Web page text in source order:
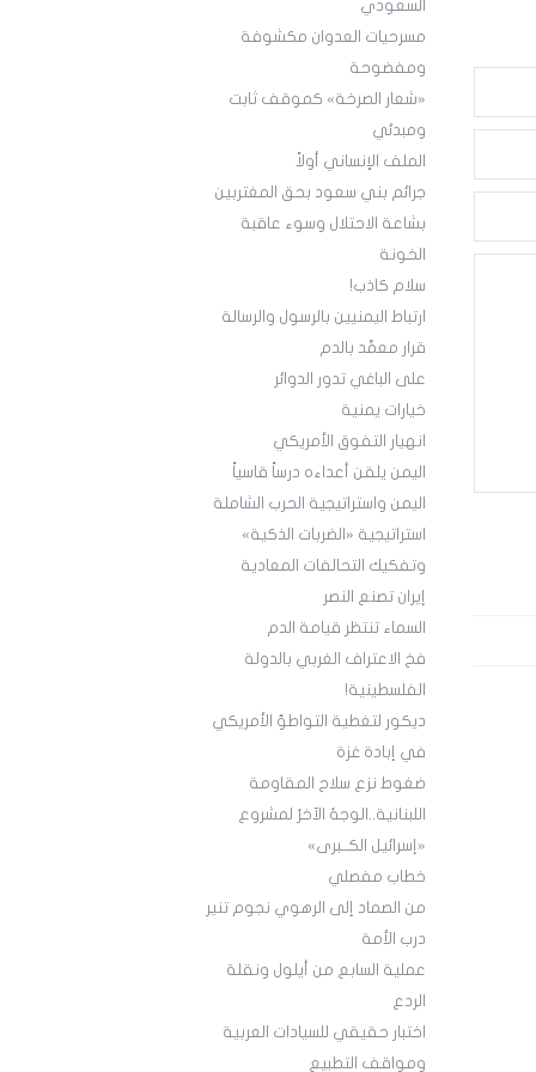
السعودي
مسرحيات العدوان مكشوفة
ومفضوحة
«شعار الصرخة» كموقف ثابت
ومبدئي
الملف الإنساني أولاً
جرائم بني سعود بحق المغتربين
بشاعة الاحتلال وسوء عاقبة
الخونة
سلام كاذب!
ارتباط اليمنيين بالرسول والرسالة
قرار معمَّد بالدم
على الباغي تدور الدوائر
خيارات يمنية
انهيار التفوق الأمريكي
اليمن يلقن أعداءه درساً قاسياً
اليمن واستراتيجية الحرب الشاملة
استراتيجية «الضربات الذكية»
وتفكيك التحالفات المعادية
إيران تصنع النصر
السماء تنتظر قيامة الدم
فخ الاعتراف الغربي بالدولة
الفلسطينية!
ديكور لتغطية التواطؤ الأمريكي
في إبادة غزة
ضغوط نزع سلاح المقاومة
اللبنانية..الوجهُ الآخرُ لمشروع
«إسرائيل الكــبرى»
خطاب مفصلي
من الصماد إلى الرهوي نجوم تنير
درب الأمة
عملية السابع من أيلول ونقلة
الردع
اختبار حقيقي للسيادات العربية
ومواقف التطبيع